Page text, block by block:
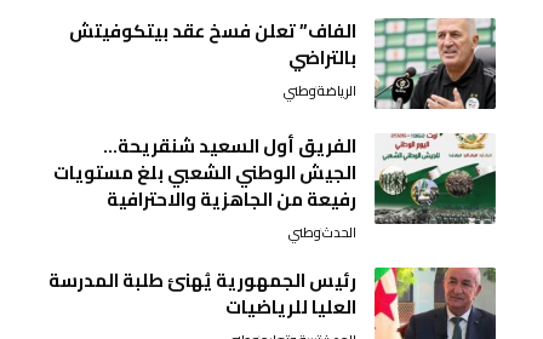
الفاف” تعلن فسخ عقد بيتكوفيتش
بالتراضي
الرياضةوطني
الفريق أول السعيد شنقريحة…
الجيش الوطني الشعبي بلغ مستويات
رفيعة من الجاهزية والاحترافية
الحدثوطني
رئيس الجمهورية يُهنئ طلبة المدرسة
العليا للرياضيات